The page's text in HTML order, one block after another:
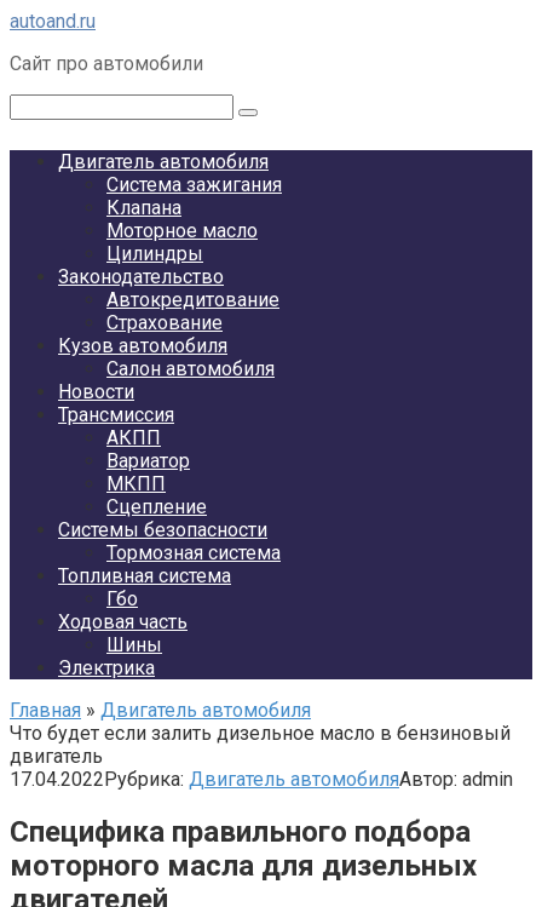
Перейти
контенту
autoand.ru
Сайт про автомобили
Двигатель автомобиля
Система зажигания
Клапана
Моторное масло
Цилиндры
Законодательство
Автокредитование
Страхование
Кузов автомобиля
Салон автомобиля
Новости
Трансмиссия
АКПП
Вариатор
МКПП
Сцепление
Системы безопасности
Тормозная система
Топливная система
Гбо
Ходовая часть
Шины
Электрика
Главная » Двигатель автомобиля
Что будет если залить дизельное масло в бензиновый
двигатель
17.04.2022Рубрика: Двигатель автомобиляАвтор: admin
Специфика правильного подбора
моторного масла для дизельных
двигателей